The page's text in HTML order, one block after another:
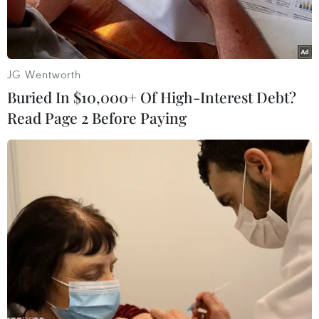
Khinh hạm Đô đốc Gorshkov của Nga. (Ảnh: Bộ Quốc phòng
Cuộc tập trận sử dụng vũ khí hạt nhân phi chiến
lược sẽ diễn ra trong khung thời gian thích hợp.
Đây là tuyên bố của người phát ngôn Điện
JG Wentworth
Buried In $10,000+ Of High-Interest Debt?
Read Page 2 Before Paying